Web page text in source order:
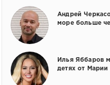
Андрей
море больше
Илья Яббаров
детях от Марии